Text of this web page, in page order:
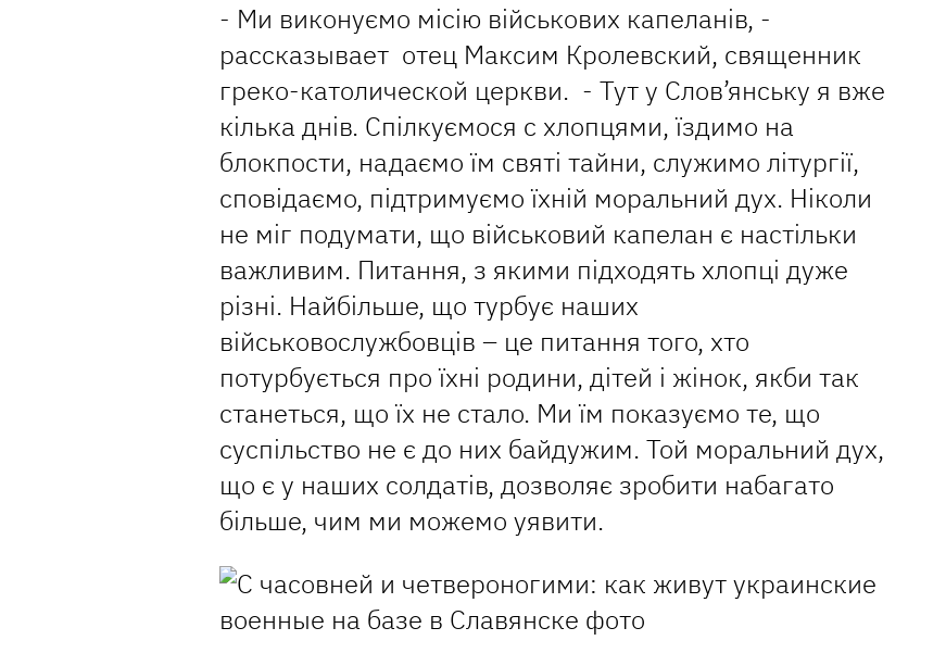
- Ми виконуємо місію військових капеланів, -
рассказывает отец Максим Кролевский, священник
греко-католической церкви. - Тут у Слов’янську я вже
кілька днів. Спілкуємося с хлопцями, їздимо на
блокпости, надаємо їм святі тайни, служимо літургії,
сповідаємо, підтримуємо їхній моральний дух. Ніколи
не міг подумати, що військовий капелан є настільки
важливим. Питання, з якими підходять хлопці дуже
різні. Найбільше, що турбує наших
військовослужбовців – це питання того, хто
потурбується про їхні родини, дітей і жінок, якби так
станеться, що їх не стало. Ми їм показуємо те, що
суспільство не є до них байдужим. Той моральний дух,
що є у наших солдатів, дозволяє зробити набагато
більше, чим ми можемо уявити.